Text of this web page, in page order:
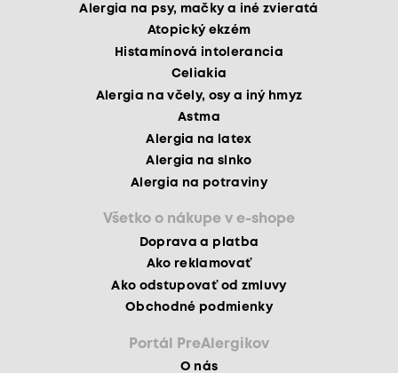
Alergia na psy, mačky a iné zvieratá
Atopický ekzém
Histamínová intolerancia
Celiakia
Alergia na včely, osy a iný hmyz
Astma
Alergia na latex
Alergia na slnko
Alergia na potraviny
Všetko o nákupe v e-shope
Doprava a platba
Ako reklamovať
Ako odstupovať od zmluvy
Obchodné podmienky
Portál PreAlergikov
O nás